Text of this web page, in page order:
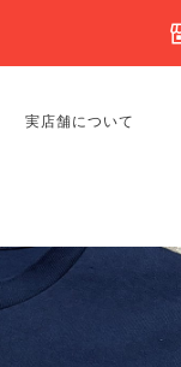
実店舗について